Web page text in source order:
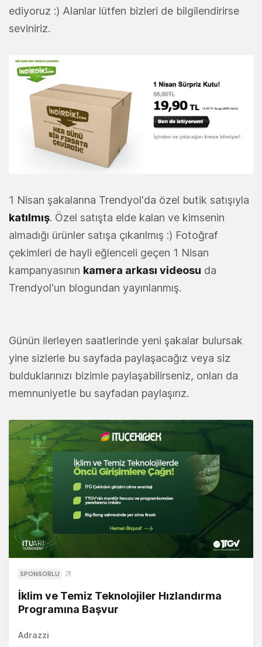
ediyoruz :) Alanlar lütfen bizleri de bilgilendirirse
seviniriz.
1 Nisan şakalarına Trendyol'da özel butik satışıyla
katılmış. Özel satışta elde kalan ve kimsenin
almadığı ürünler satışa çıkarılmış :) Fotoğraf
çekimleri de hayli eğlenceli geçen 1 Nisan
kampanyasının kamera arkası videosu da
Trendyol'un blogundan yayınlanmış.
Günün ilerleyen saatlerinde yeni şakalar bulursak
yine sizlerle bu sayfada paylaşacağız veya siz
bulduklarınızı bizimle paylaşabilirseniz, onları da
memnuniyetle bu sayfadan paylaşırız.
SPONSORLU
İklim ve Temiz Teknolojiler Hızlandırma
Programına Başvur
Adrazzi